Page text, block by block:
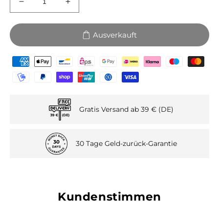
Verringere
die
Menge
Flower
Power
10
-
Erhöhe
die
Menge
Flower
Power
10
-
Sticker
Ausverkauft
Gratis Versand ab 39 € (DE)
30 Tage Geld-zurück-Garantie
Kundenstimmen